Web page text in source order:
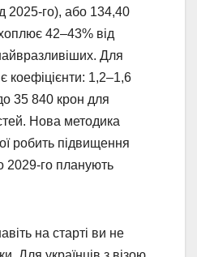
2025-го), або 134,40
42–43% від
Для
коефіцієнти: 1,2–1,6
35 840 крон для
Нова методика
робить підвищення
го планують
на старті ви не